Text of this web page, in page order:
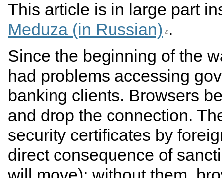
This article is in large part
Meduza (in Russian) .
Since the beginning of the
had problems accessing
banking clients. Browsers
and drop the connection.
security certificates by
direct consequence of